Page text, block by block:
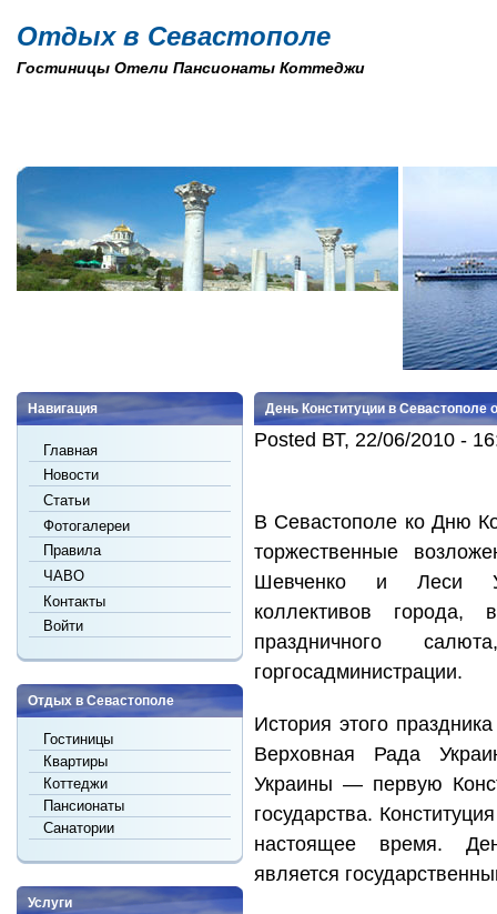
Отдых в Севастополе
Гостиницы Отели Пансионаты Коттеджи
День Конституции в Севастополе
Posted ВТ, 22/06/2010 -
В Севастополе ко Дню
торжественные
Шевченко и Леси
коллективов
праздничного
горгосадминистрации.
История этого
Верховная Рада
Украины — первую
государства.
настоящее время.
является
Навигация
Главная
Новости
Статьи
Фотогалереи
Правила
ЧАВО
Контакты
Войти
Отдых в Севастополе
Гостиницы
Квартиры
Коттеджи
Пансионаты
Санатории
Услуги